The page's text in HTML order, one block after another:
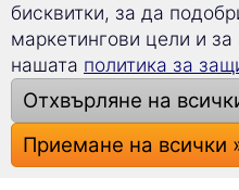
Само със 17
на денще
След около
достигнете
европейска
бисквитки, за да
маркетингови цели и
нашата политика за
Отхвърляне на
Приемане на всички